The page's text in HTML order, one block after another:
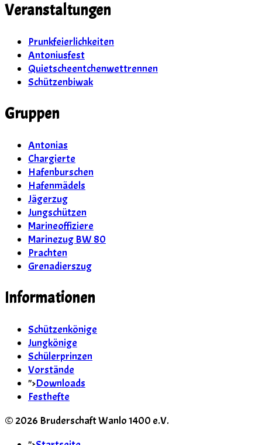
Veranstaltungen
Prunkfeierlichkeiten
Antoniusfest
Quietscheentchenwettrennen
Schützenbiwak
Gruppen
Antonias
Chargierte
Hafenburschen
Hafenmädels
Jägerzug
Jungschützen
Marineoffiziere
Marinezug BW 80
Prachten
Grenadierszug
Informationen
Schützenkönige
Jungkönige
Schülerprinzen
Vorstände
">Downloads
Festhefte
© 2026 Bruderschaft Wanlo 1400 e.V.